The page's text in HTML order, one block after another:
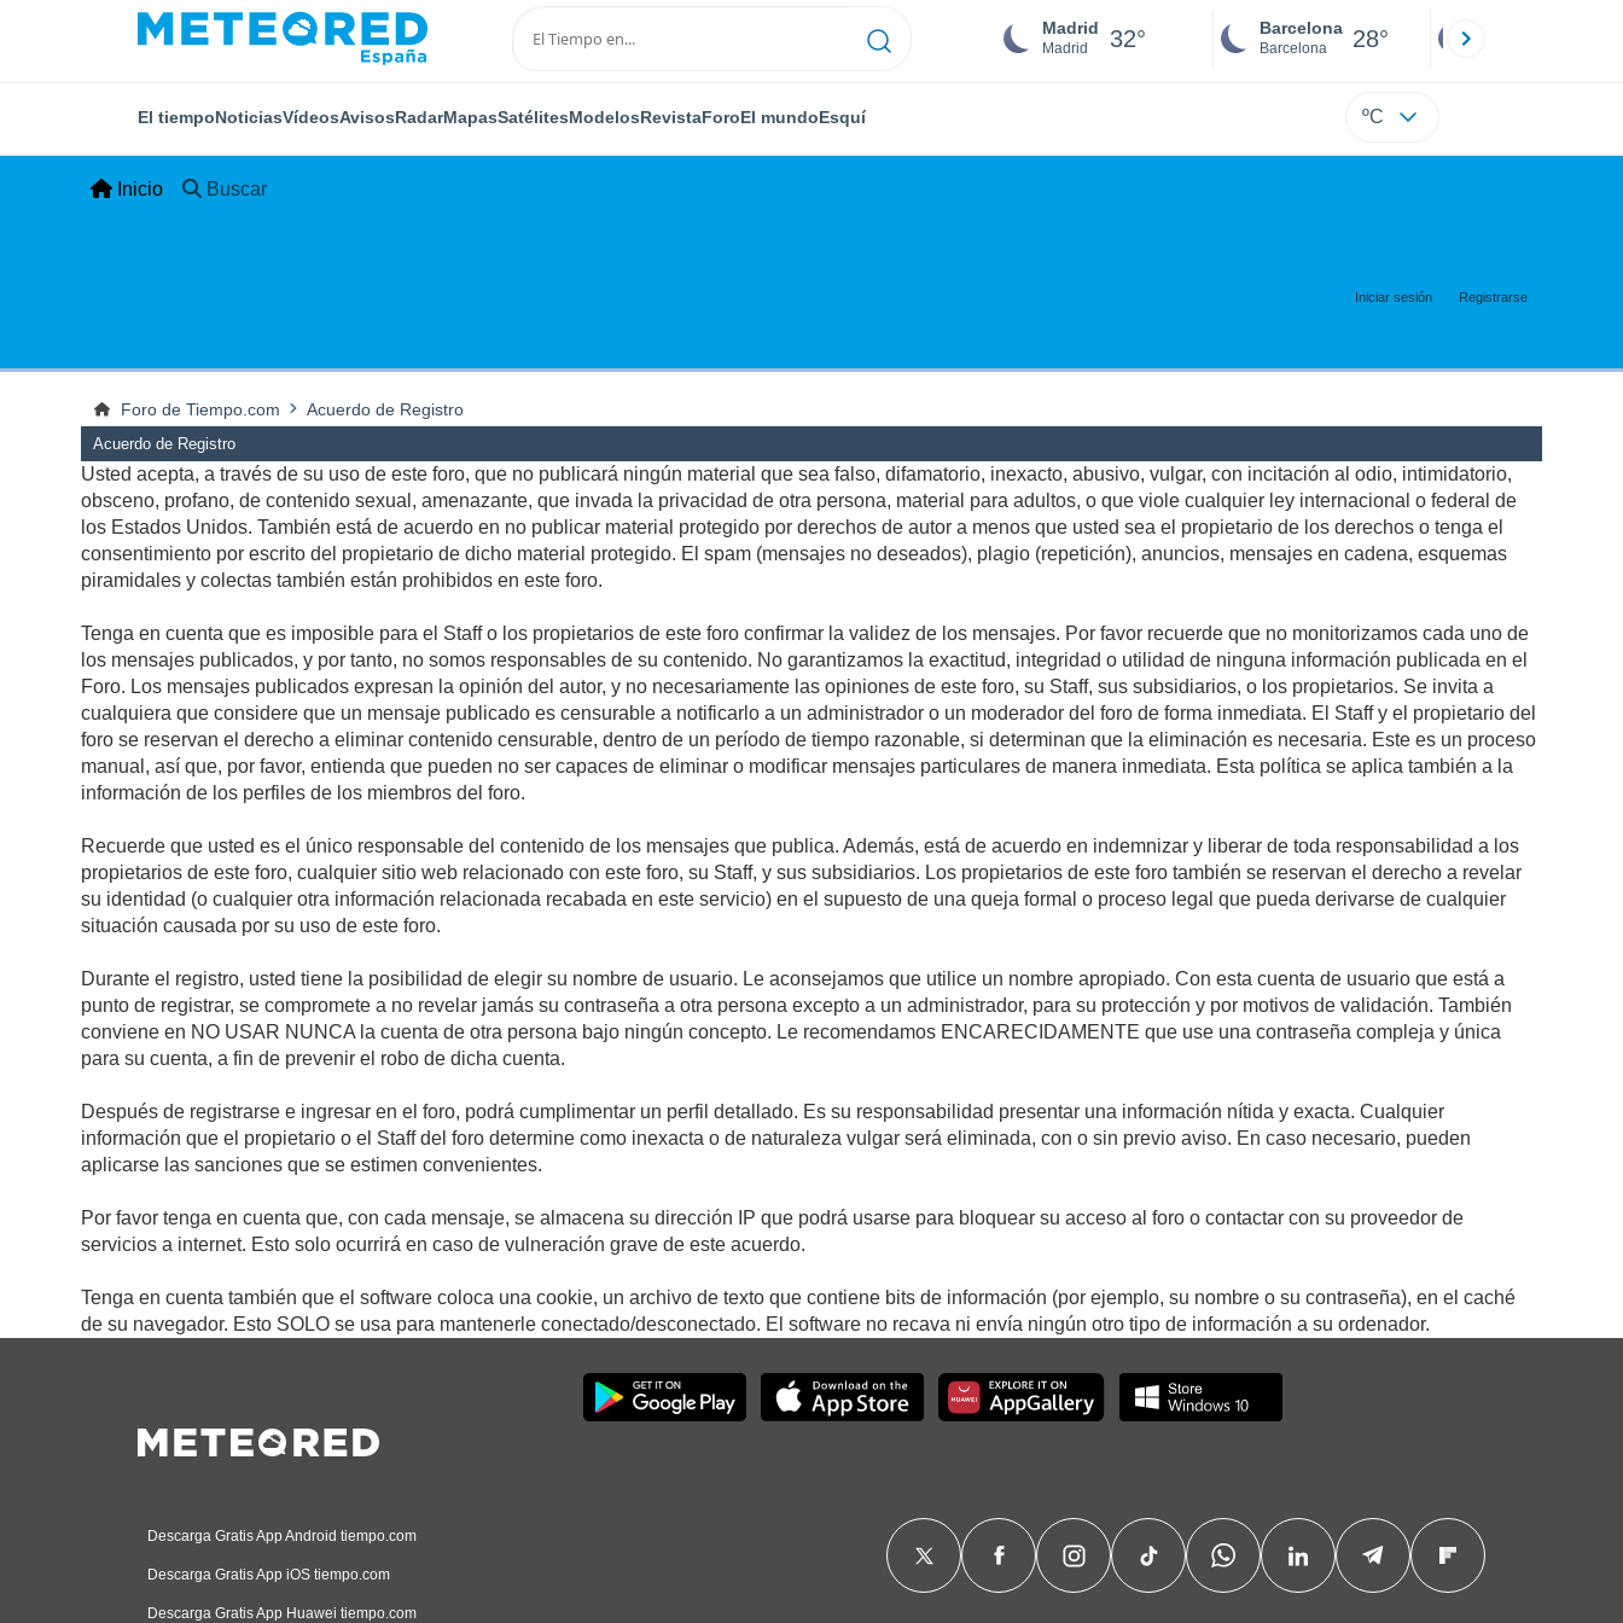
Madrid
Madrid 32° Barcelona
Barcelona 28°
El tiempoNoticiasVídeosAvisosRadarMapasSatélitesModelosRevistaForoEl mundoEsquí ºC
Inicio Buscar
Iniciar sesión Registrarse
Foro de Tiempo.com Acuerdo de Registro
Acuerdo de Registro
Usted acepta, a través de su uso de este foro, que no publicará ningún material que sea falso, difamatorio, inexacto, abusivo, vulgar, con incitación al odio, intimidatorio,
obsceno, profano, de contenido sexual, amenazante, que invada la privacidad de otra persona, material para adultos, o que viole cualquier ley internacional o federal de
los Estados Unidos. También está de acuerdo en no publicar material protegido por derechos de autor a menos que usted sea el propietario de los derechos o tenga el
consentimiento por escrito del propietario de dicho material protegido. El spam (mensajes no deseados), plagio (repetición), anuncios, mensajes en cadena, esquemas
piramidales y colectas también están prohibidos en este foro.
Tenga en cuenta que es imposible para el Staff o los propietarios de este foro confirmar la validez de los mensajes. Por favor recuerde que no monitorizamos cada uno de
los mensajes publicados, y por tanto, no somos responsables de su contenido. No garantizamos la exactitud, integridad o utilidad de ninguna información publicada en el
Foro. Los mensajes publicados expresan la opinión del autor, y no necesariamente las opiniones de este foro, su Staff, sus subsidiarios, o los propietarios. Se invita a
cualquiera que considere que un mensaje publicado es censurable a notificarlo a un administrador o un moderador del foro de forma inmediata. El Staff y el propietario del
foro se reservan el derecho a eliminar contenido censurable, dentro de un período de tiempo razonable, si determinan que la eliminación es necesaria. Este es un proceso
manual, así que, por favor, entienda que pueden no ser capaces de eliminar o modificar mensajes particulares de manera inmediata. Esta política se aplica también a la
información de los perfiles de los miembros del foro.
Recuerde que usted es el único responsable del contenido de los mensajes que publica. Además, está de acuerdo en indemnizar y liberar de toda responsabilidad a los
propietarios de este foro, cualquier sitio web relacionado con este foro, su Staff, y sus subsidiarios. Los propietarios de este foro también se reservan el derecho a revelar
su identidad (o cualquier otra información relacionada recabada en este servicio) en el supuesto de una queja formal o proceso legal que pueda derivarse de cualquier
situación causada por su uso de este foro.
Durante el registro, usted tiene la posibilidad de elegir su nombre de usuario. Le aconsejamos que utilice un nombre apropiado. Con esta cuenta de usuario que está a
punto de registrar, se compromete a no revelar jamás su contraseña a otra persona excepto a un administrador, para su protección y por motivos de validación. También
conviene en NO USAR NUNCA la cuenta de otra persona bajo ningún concepto. Le recomendamos ENCARECIDAMENTE que use una contraseña compleja y única
para su cuenta, a fin de prevenir el robo de dicha cuenta.
Después de registrarse e ingresar en el foro, podrá cumplimentar un perfil detallado. Es su responsabilidad presentar una información nítida y exacta. Cualquier
información que el propietario o el Staff del foro determine como inexacta o de naturaleza vulgar será eliminada, con o sin previo aviso. En caso necesario, pueden
aplicarse las sanciones que se estimen convenientes.
Por favor tenga en cuenta que, con cada mensaje, se almacena su dirección IP que podrá usarse para bloquear su acceso al foro o contactar con su proveedor de
servicios a internet. Esto solo ocurrirá en caso de vulneración grave de este acuerdo.
Tenga en cuenta también que el software coloca una cookie, un archivo de texto que contiene bits de información (por ejemplo, su nombre o su contraseña), en el caché
de su navegador. Esto SOLO se usa para mantenerle conectado/desconectado. El software no recava ni envía ningún otro tipo de información a su ordenador.
Descarga Gratis App Android tiempo.com
Descarga Gratis App iOS tiempo.com
Descarga Gratis App Huawei tiempo.com